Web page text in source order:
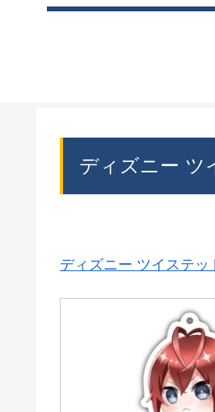
ディズニー ツ
ディズニー ツイステ